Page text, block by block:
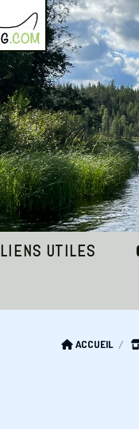
LIENS UTILES
ACCUEIL